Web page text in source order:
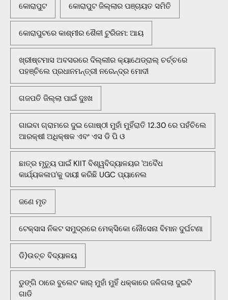
କୋରାପୁଟ କୋରାପୁଟ ଜିଲ୍ଲାର ପଞ୍ଚାୟତ ସମିତି
କୋରାପୁଟରେ କାଶ୍ମୀର ଶୈଳୀ ଟୁରିଜମ: ଆୟ
ଖ୍ରୀଷ୍ଟମାସ ଅବସରରେ ଦିଲ୍ଲୀର କ୍ୟାଥେଡ୍ରାଲ୍ ଚର୍ଚ୍ଚରେ
ପହଞ୍ଚିଲେ ପ୍ରଧାନମନ୍ତ୍ରୀ ନରେନ୍ଦ୍ର ମୋଦୀ
ଗଜପତି ଜିଲ୍ଲା ପାଇଁ ଦୁଃଖ
ଗାଇବା ଗ୍ରାମରେ ଦୁଇ ଗୋଷ୍ଠୀ ମୁହାଁ ମୁହିଁରାତି 12.30 ରେ ପହଁଚିଲେ
ଆରକ୍ଷୀ ଅଧିକ୍ଷକ ଏବଂ ଏସ ଡି ପି ଓ
ଛାତ୍ର ମୃତ୍ୟୁ ପାଇଁ KIIT ବିଶ୍ୱବିଦ୍ୟାଳୟର 'ଅବୈଧ
କାର୍ଯ୍ୟକଳାପ'କୁ ଦାୟୀ କରିଛି UGC ପ୍ୟାନେଲ
ଜଣେ ମୃତ
ଟେକ୍ସାସ ନିକଟ ସମୁଦ୍ରରେ ମେକ୍ସିକୋ ନୌସେନା ବିମାନ ଦୁର୍ଘଟଣା
ଡି)ଉଚ୍ଚ ବିଦ୍ୟାଳୟ
ଡୁଙ୍ଗି ଠାରେ ବୁଲେଟ କାର୍ ମୁହାଁ ମୁହିଁ ଧକ୍କାରେ ଜଳିଗଲା ଦୁଇଟି
ଗାଡି